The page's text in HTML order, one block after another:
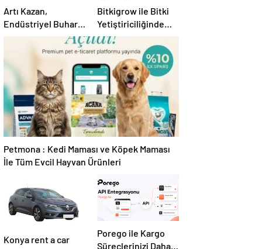
Artı Kazan,
Endüstriyel Buhar
Kazanı
Çözümleriyle
Üretim Tesislerine
Verimli Sistemler
Sunuyor
Bitkigrow ile Bitki
Yetiştiriciliğinde
Doğru Ekipman ve
Ürün Seçimi
Petmona : Kedi Maması ve Köpek Maması
İle Tüm Evcil Hayvan Ürünleri
Konya rent a car
Porego ile Kargo
Süreçlerinizi Daha